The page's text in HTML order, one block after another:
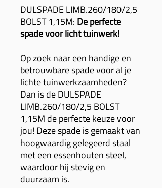
DULSPADE LIMB.260/180/2,5
BOLST 1,15M:De perfecte
spade voor licht tuinwerk!
Op zoek naar een handige en
betrouwbare spade voor al je
lichte tuinwerkzaamheden?
Dan is de DULSPADE
LIMB.260/180/2,5 BOLST
1,15M de perfecte keuze voor
jou! Deze spade is gemaakt van
hoogwaardig gelegeerd staal
met een essenhouten steel,
waardoor hij stevig en
duurzaam is.